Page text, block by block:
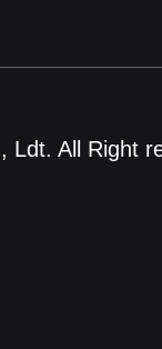
Ldt. All Right